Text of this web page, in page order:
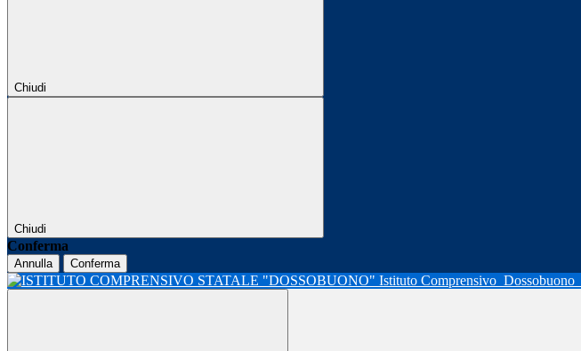
Chiudi
Chiudi
Conferma
Annulla Conferma
Istituto Comprensivo Dossobuono